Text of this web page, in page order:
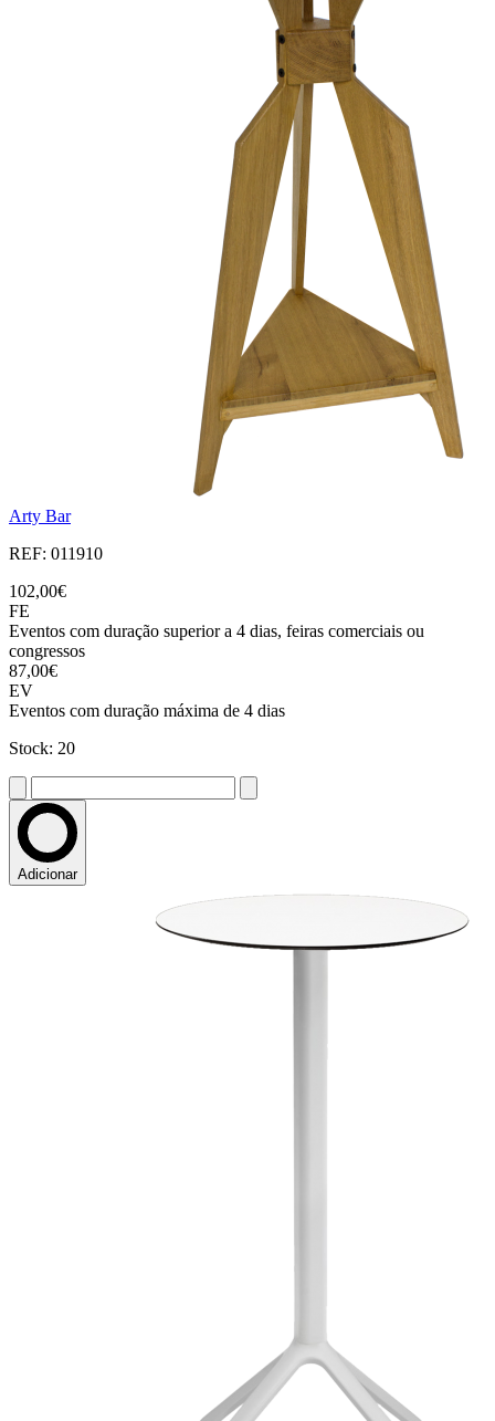
Arty Bar
REF: 011910
102,00€
FE
Eventos com duração superior a 4 dias, feiras comerciais ou
congressos
87,00€
EV
Eventos com duração máxima de 4 dias
Stock: 20
Adicionar